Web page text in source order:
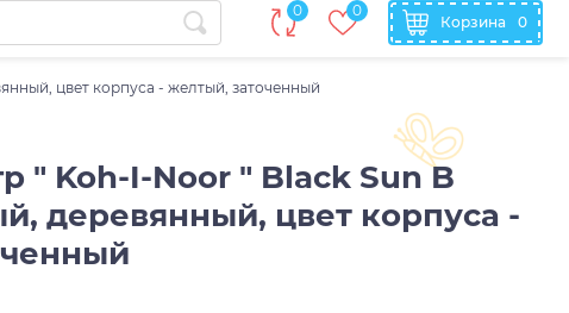
0 0
Корзина 0
цвет корпуса - желтый, заточенный
" Koh-I-Noor " Black Sun B
деревянный, цвет корпуса -